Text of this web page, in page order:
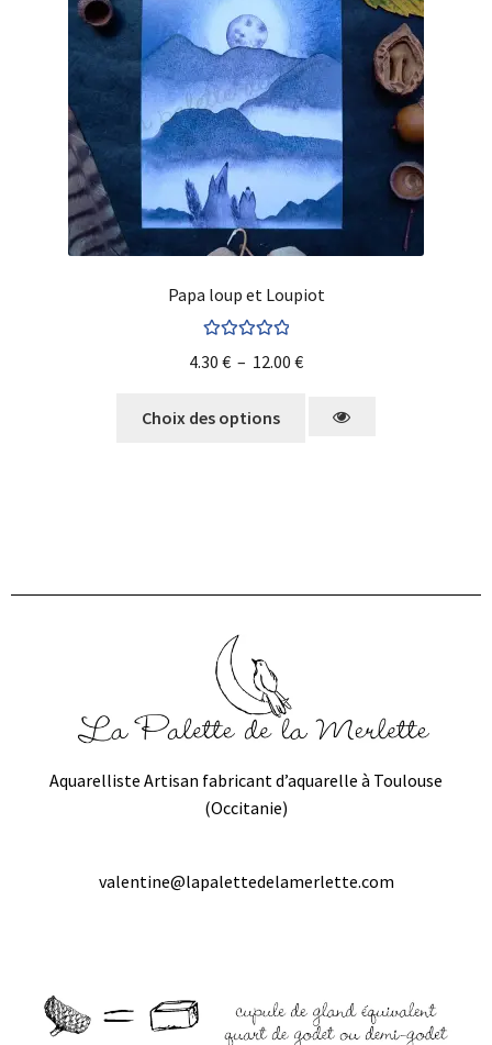
Papa loup et Loupiot
4.30 € – 12.00 €
Choix des options
Aquarelliste Artisan fabricant d’aquarelle à Toulouse
(Occitanie)
valentine@lapalettedelamerlette.com